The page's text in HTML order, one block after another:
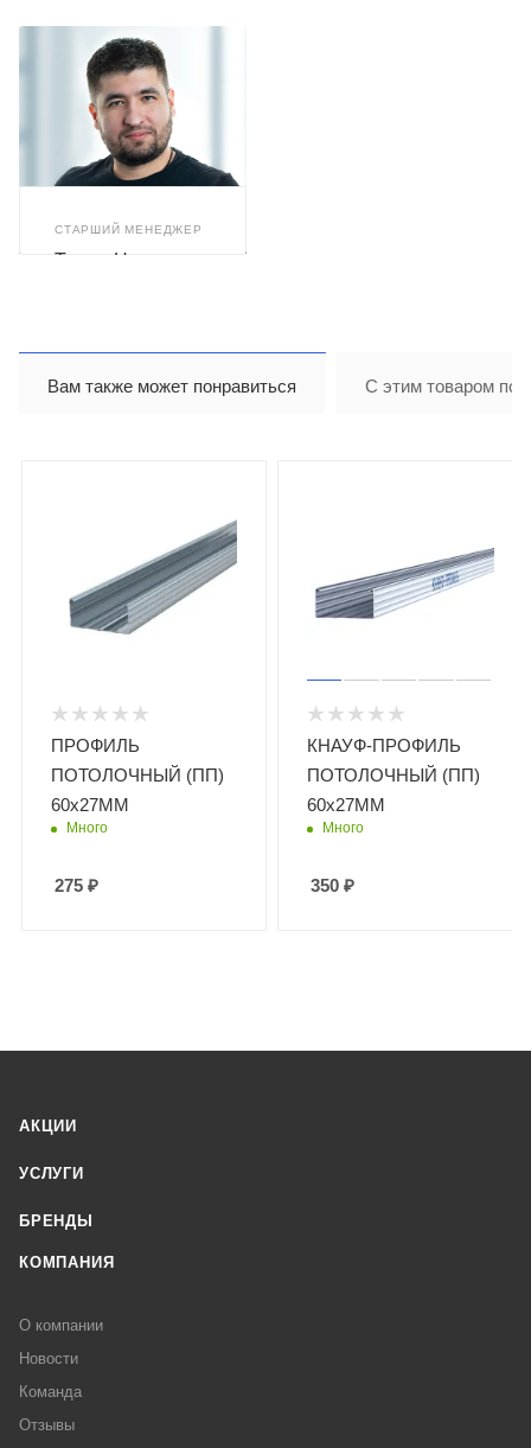
СТАРШИЙ МЕНЕДЖЕР
Тимур Назиров
Вам также может понравиться С этим товаром
ПРОФИЛЬ
ПОТОЛОЧНЫЙ (ПП)
60х27ММ
Много
275 ₽
КНАУФ-ПРОФИЛЬ
ПОТОЛОЧНЫЙ (ПП)
60х27ММ
Много
350 ₽
АКЦИИ
УСЛУГИ
БРЕНДЫ
КОМПАНИЯ
О компании
Новости
Команда
Отзывы